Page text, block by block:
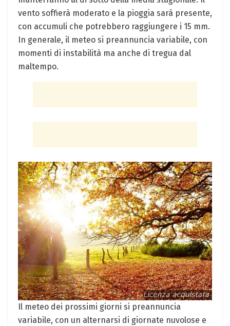
vento soffierà moderato e la pioggia sarà presente,
con accumuli che potrebbero raggiungere i 15 mm.
In generale, il meteo si preannuncia variabile, con
momenti di instabilità ma anche di tregua dal
maltempo.
Il meteo dei prossimi giorni si preannuncia
variabile, con un alternarsi di giornate nuvolose e